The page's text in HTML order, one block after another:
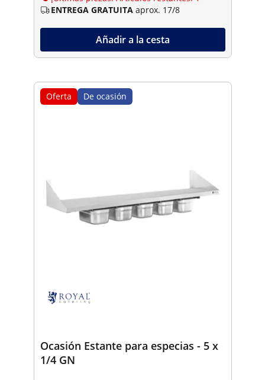
ENTREGA GRATUITA aprox. 17/8
Añadir a la cesta
Oferta De ocasión
Ocasión Estante para especias - 5 x
1/4 GN